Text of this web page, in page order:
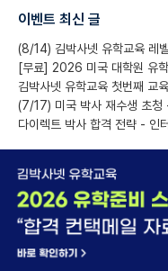
이벤트 최신 글
(8/14) 김박사넷 유학교육 레
김박사넷 유학교육 첫번째 교
(7/17) 미국 박사 재수생 초
다이렉트 박사 합격 전략 - 인